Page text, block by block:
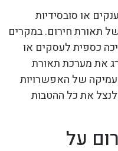
או סובסידיות
תאורת חירום. במקרים
כספית לעסקים או
את מערכת תאורת
של האפשרויות
את כל ההטבות
על